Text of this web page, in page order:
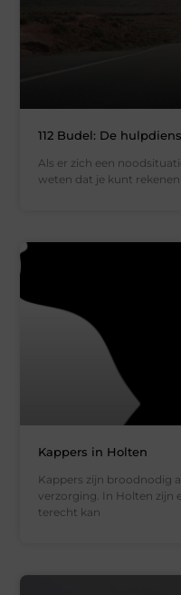
112 Budel: De
Als er zich een
weten dat je kunt
Kappers in Holten
Kappers zijn broodnodig
verzorging. In Holten zijn
terecht kan